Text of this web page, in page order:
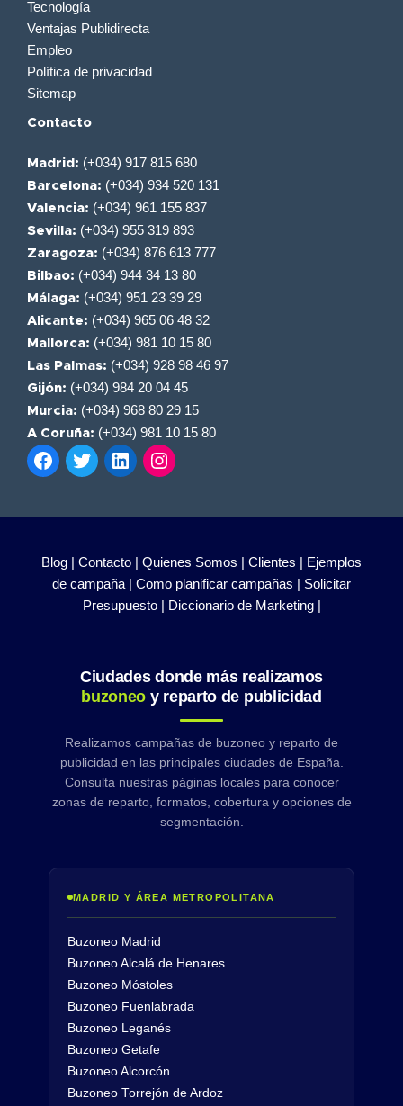
Tecnología
Ventajas Publidirecta
Empleo
Política de privacidad
Sitemap
Contacto
Madrid: (+034) 917 815 680
Barcelona: (+034) 934 520 131
Valencia: (+034) 961 155 837
Sevilla: (+034) 955 319 893
Zaragoza: (+034) 876 613 777
Bilbao: (+034) 944 34 13 80
Málaga: (+034) 951 23 39 29
Alicante: (+034) 965 06 48 32
Mallorca: (+034) 981 10 15 80
Las Palmas: (+034) 928 98 46 97
Gijón: (+034) 984 20 04 45
Murcia: (+034) 968 80 29 15
A Coruña: (+034) 981 10 15 80
Blog | Contacto | Quienes Somos | Clientes | Ejemplos
de campaña | Como planificar campañas | Solicitar
Presupuesto | Diccionario de Marketing |
Ciudades donde más realizamos
buzoneo y reparto de publicidad
Realizamos campañas de buzoneo y reparto de
publicidad en las principales ciudades de España.
Consulta nuestras páginas locales para conocer
zonas de reparto, formatos, cobertura y opciones de
segmentación.
MADRID Y ÁREA METROPOLITANA
Buzoneo Madrid
Buzoneo Alcalá de Henares
Buzoneo Móstoles
Buzoneo Fuenlabrada
Buzoneo Leganés
Buzoneo Getafe
Buzoneo Alcorcón
Buzoneo Torrejón de Ardoz